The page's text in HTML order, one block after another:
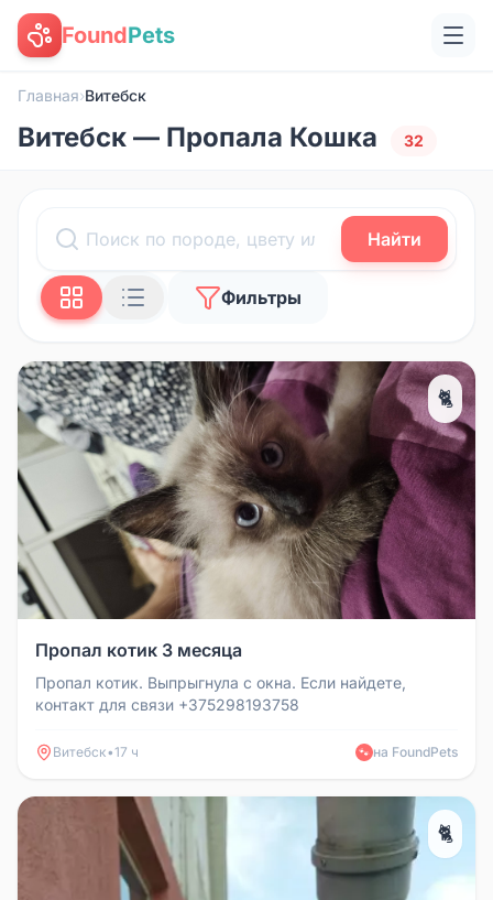
FoundPets
Главная›Витебск
Витебск — Пропала Кошка 32
Найти
Фильтры
🐈
Пропал котик 3 месяца
Пропал котик. Выпрыгнула с окна. Если найдете,
контакт для связи +375298193758
Витебск•17 ч 🐾 на FoundPets
🐈